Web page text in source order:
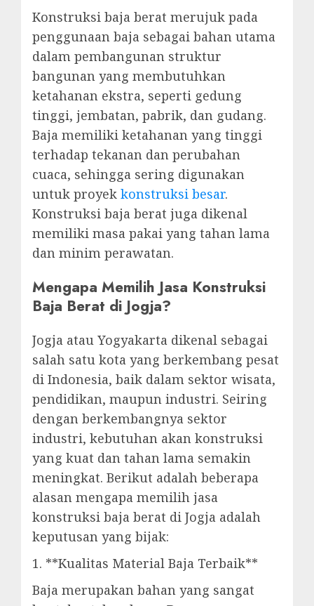
Konstruksi baja berat merujuk pada
penggunaan baja sebagai bahan utama
dalam pembangunan struktur
bangunan yang membutuhkan
ketahanan ekstra, seperti gedung
tinggi, jembatan, pabrik, dan gudang.
Baja memiliki ketahanan yang tinggi
terhadap tekanan dan perubahan
cuaca, sehingga sering digunakan
untuk proyek konstruksi besar.
Konstruksi baja berat juga dikenal
memiliki masa pakai yang tahan lama
dan minim perawatan.
Mengapa Memilih Jasa Konstruksi
Baja Berat di Jogja?
Jogja atau Yogyakarta dikenal sebagai
salah satu kota yang berkembang pesat
di Indonesia, baik dalam sektor wisata,
pendidikan, maupun industri. Seiring
dengan berkembangnya sektor
industri, kebutuhan akan konstruksi
yang kuat dan tahan lama semakin
meningkat. Berikut adalah beberapa
alasan mengapa memilih jasa
konstruksi baja berat di Jogja adalah
keputusan yang bijak:
1. **Kualitas Material Baja Terbaik**
Baja merupakan bahan yang sangat